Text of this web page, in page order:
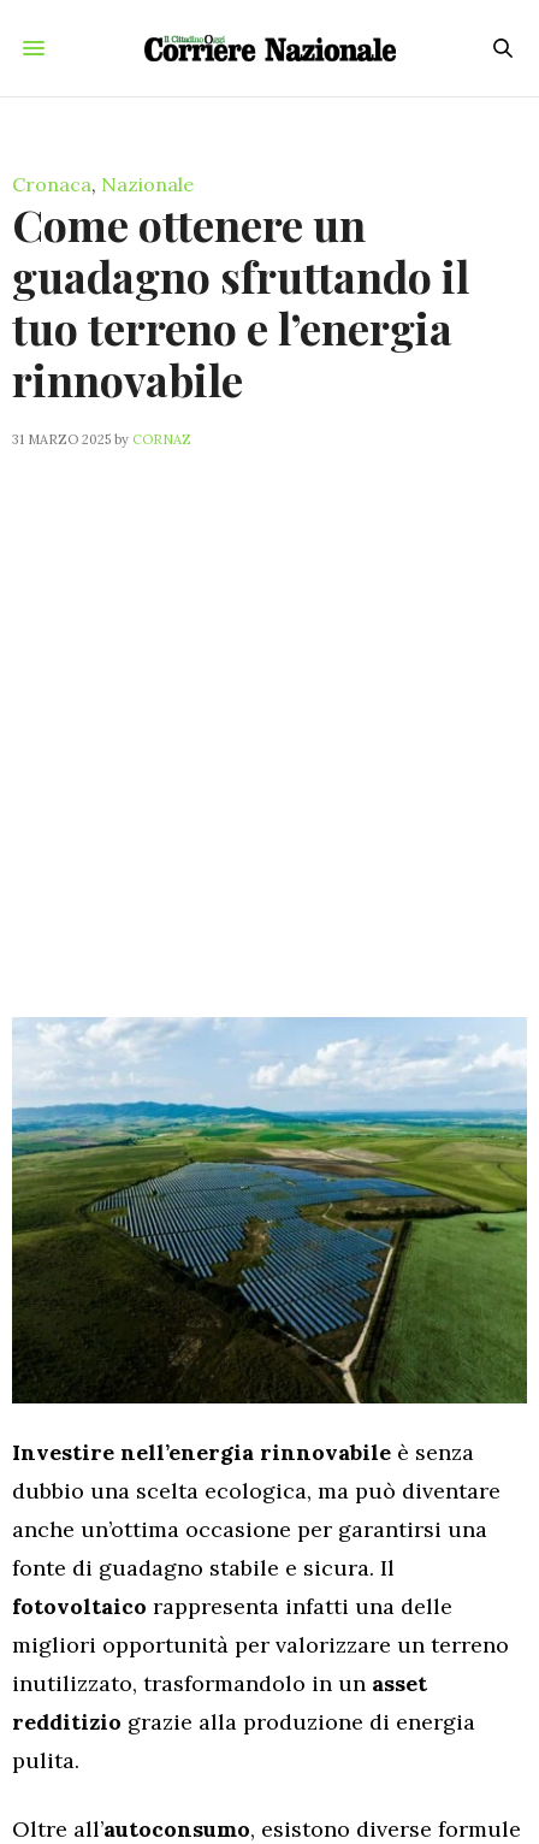
Cronaca, Nazionale
Come ottenere un
guadagno sfruttando il
tuo terreno e l’energia
rinnovabile
31 MARZO 2025 by CORNAZ
Investire nell’energia rinnovabile è senza
dubbio una scelta ecologica, ma può diventare
anche un’ottima occasione per garantirsi una
fonte di guadagno stabile e sicura. Il
fotovoltaico rappresenta infatti una delle
migliori opportunità per valorizzare un terreno
inutilizzato, trasformandolo in un asset
redditizio grazie alla produzione di energia
pulita.
Oltre all’autoconsumo, esistono diverse formule